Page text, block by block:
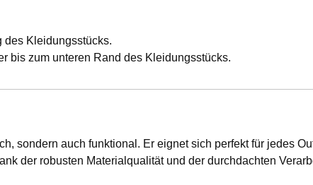
des Kleidungsstücks.
bis zum unteren Rand des Kleidungsstücks.
sondern auch funktional. Er eignet sich perfekt für jedes
der robusten Materialqualität und der durchdachten